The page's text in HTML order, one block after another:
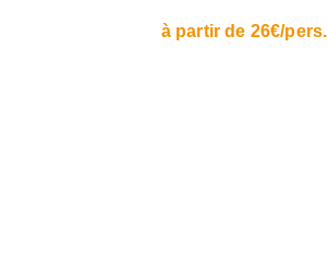
à partir de 26€/pers.